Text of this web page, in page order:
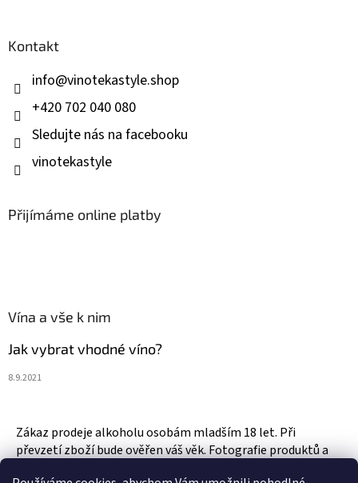
Kontakt
info@vinotekastyle.shop
+420 702 040 080
Sledujte nás na facebooku
vinotekastyle
Přijímáme online platby
Vína a vše k nim
Jak vybrat vhodné víno?
8.9.2021
Zákaz prodeje alkoholu osobám mladším 18 let. Při
převzetí zboží bude ověřen váš věk. Fotografie produktů a